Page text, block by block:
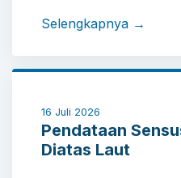
Selengkapnya →
16 Juli 2026
Pendataan
Diatas Laut